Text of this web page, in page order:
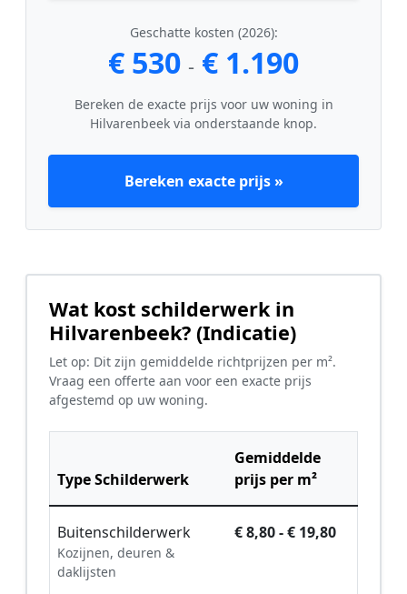
Geschatte kosten (2026):
€ 530 - € 1.190
Bereken de exacte prijs voor uw woning in
Hilvarenbeek via onderstaande knop.
Bereken exacte prijs »
Wat kost schilderwerk in
Hilvarenbeek? (Indicatie)
Let op: Dit zijn gemiddelde richtprijzen per m².
Vraag een offerte aan voor een exacte prijs
afgestemd op uw woning.
Type Schilderwerk
Gemiddelde
prijs per m²
Buitenschilderwerk
Kozijnen, deuren &
daklijsten
€ 8,80 - € 19,80